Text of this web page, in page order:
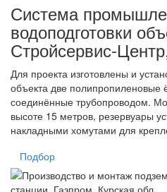
Система
водоподготовки
Стройсервис-
Для проекта изготовлены и
объекта две полипропиленовые
соединённые трубопроводом.
высоте 15 метров, резервуары
накладными хомутами для
Подбор